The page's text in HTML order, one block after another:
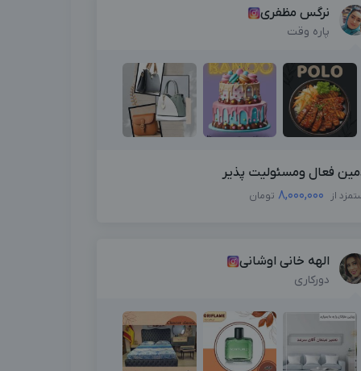
نرگس مظفری
پاره وقت
فعال ومسئولیت پذیر
از 8,000,000 تومان
الهه خانی اوشانی
دورکاری